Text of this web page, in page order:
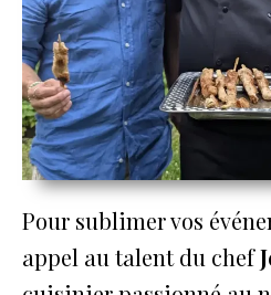
Pour sublimer vos
appel au talent du chef